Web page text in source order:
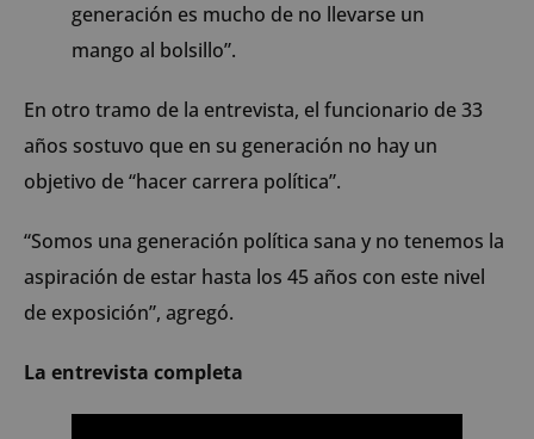
generación es mucho de no llevarse un
mango al bolsillo”.
En otro tramo de la entrevista, el funcionario de 33
años sostuvo que en su generación no hay un
objetivo de “hacer carrera política”.
“Somos una generación política sana y no tenemos la
aspiración de estar hasta los 45 años con este nivel
de exposición”, agregó.
La entrevista completa